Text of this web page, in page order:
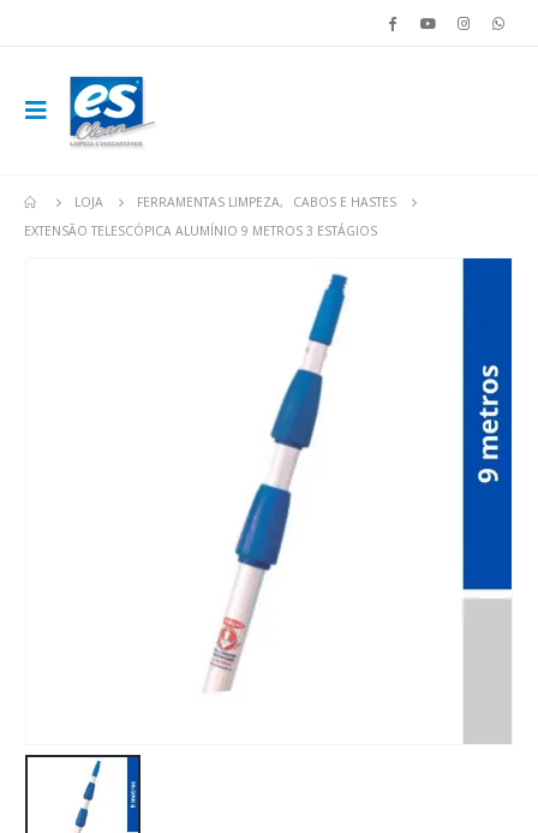
LOJA FERRAMENTAS LIMPEZA,
CABOS E HASTES
EXTENSÃO TELESCÓPICA ALUMÍNIO 9 METROS 3 ESTÁGIOS